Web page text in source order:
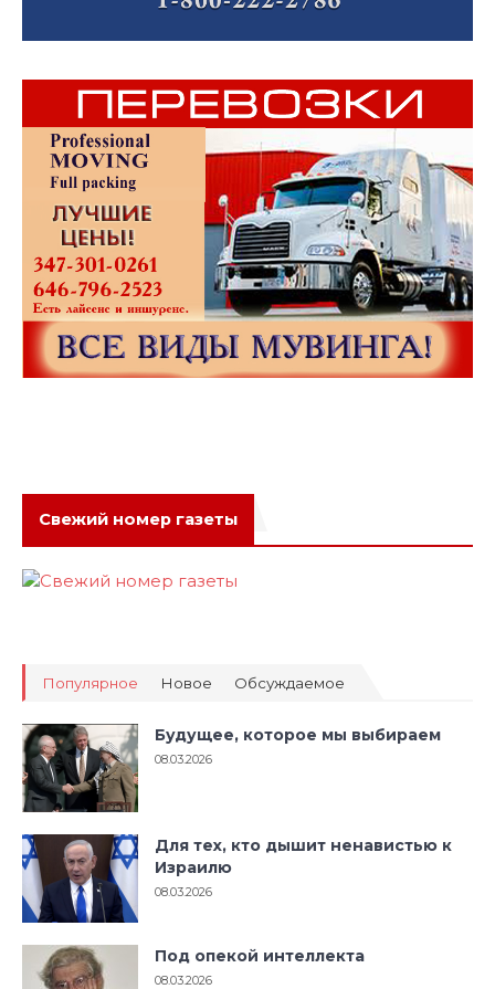
Свежий номер газеты
Популярное Новое Обсуждаемое
Будущее, которое мы выбираем
08.03.2026
Для тех, кто дышит ненавистью к
Израилю
08.03.2026
Под опекой интеллекта
08.03.2026